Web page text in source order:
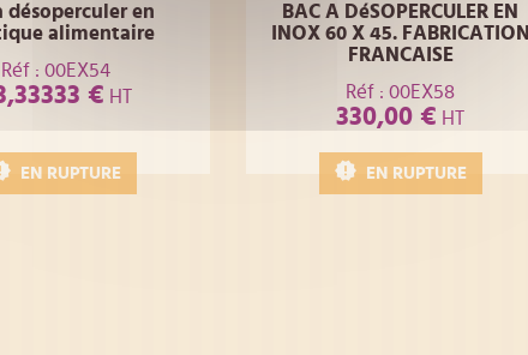
désoperculer en
alimentaire
Réf : 00EX54
€ HT
EN RUPTURE
BAC A DéSOPERCULER EN
INOX 60 X 45. FABRICATION
FRANCAISE
Réf : 00EX58
330,00 € HT
EN RUPTURE